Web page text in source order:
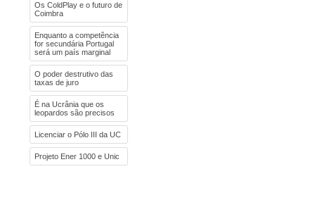
Os ColdPlay e o futuro de
Coimbra
Enquanto a competência
for secundária Portugal
será um país marginal
O poder destrutivo das
taxas de juro
É na Ucrânia que os
leopardos são precisos
Licenciar o Pólo III da UC
Projeto Ener 1000 e Unic